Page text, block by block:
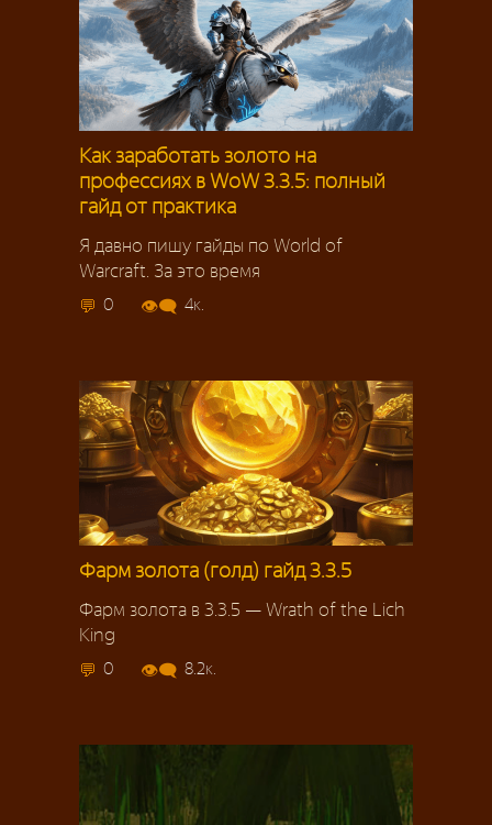
Как заработать золото на
профессиях в WoW 3.3.5: полный
гайд от практика
Я давно пишу гайды по World of
Warcraft. За это время
0 4к.
Фарм золота (голд) гайд 3.3.5
Фарм золота в 3.3.5 — Wrath of the Lich
King
0 8.2к.